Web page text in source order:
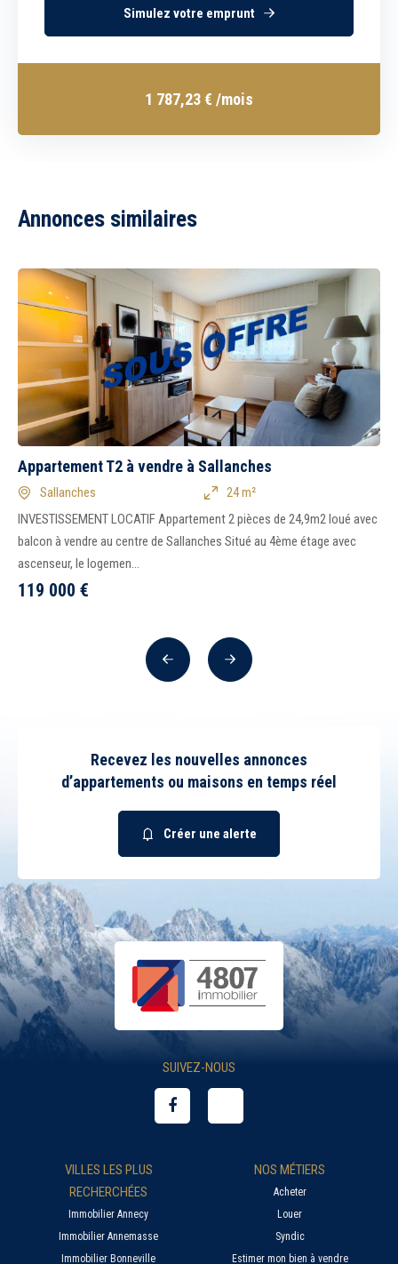
Simulez votre emprunt
1 787,23€ /mois
Annonces similaires
Appartement T2 à vendre à Sallanches
Sallanches
24 m²
INVESTISSEMENT LOCATIF Appartement 2 pièces de 24,9m2 loué avec
balcon à vendre au centre de Sallanches Situé au 4ème étage avec
ascenseur, le logemen...
119 000 €
PrécédentSuivant
Recevez les nouvelles annonces
d’appartements ou maisons en temps réel
Créer une alerte
SUIVEZ-NOUS
VILLES LES PLUS
RECHERCHÉES
Immobilier Annecy
Immobilier Annemasse
Immobilier Bonneville
NOS MÉTIERS
Acheter
Louer
Syndic
Estimer mon bien à vendre